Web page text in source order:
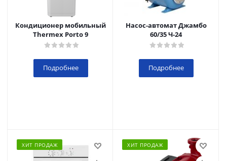
Кондиционер мобильный
Thermex Porto 9
Подробнее
Насос-автомат Джамбо
60/35 Ч-24
Подробнее
ХИТ ПРОДАЖ ХИТ ПРОДАЖ